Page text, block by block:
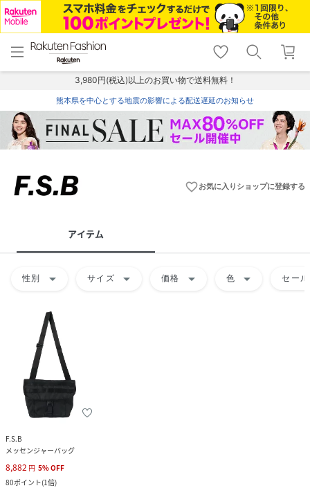
menu home
トップ
shopping_cart lock_outline
ログイン
3,980円(税込)以上のお買い物で送料無料！
熊本県を中心とする地震の影響による配送遅延のお知らせ
favorite_borderお気に入りショップに登録する
アイテム
性別 arrow_drop_down サイズ arrow_drop_down 価格 arrow_drop_down 色 arrow_drop_down セール
F.S.B
メッセンジャーバッグ
8,882 円 5%OFF
80ポイント(1倍)